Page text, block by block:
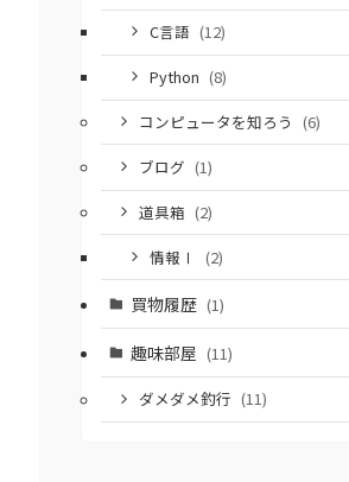
C言語 (12)
Python (8)
コンピュータを知ろう (6)
ブログ (1)
道具箱 (2)
情報Ⅰ
(2)
買物履歴 (1)
趣味部屋 (11)
ダメダメ釣行 (11)